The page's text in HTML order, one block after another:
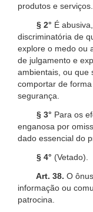
produtos e serviços.
§ 2° É
discriminatória de
explore o medo ou
de julgamento e
ambientais, ou que
comportar de
segurança.
§ 3° Para os
enganosa por
dado essencial do
§ 4° (Vetado).
Art. 38. O
informação ou
patrocina.